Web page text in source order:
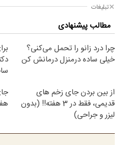
تبلیغات
مطالب پیشنهادی
چرا درد زانو را تحمل می‌کنی؟
خیلی ساده درمنزل درمانش کن
از بین بردن جای زخم های
قدیمی، فقط در 3 هفته!! (بدون
لیزر و جراحی)